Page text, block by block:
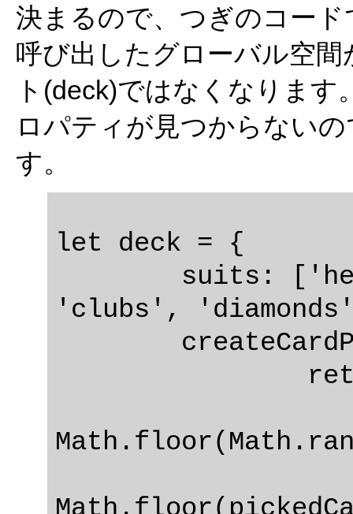
決まるので、つぎのコー
呼び出したグローバル空
ト(deck)ではなくなりま
ロパティが見つからない
す。
let deck = {
'clubs',